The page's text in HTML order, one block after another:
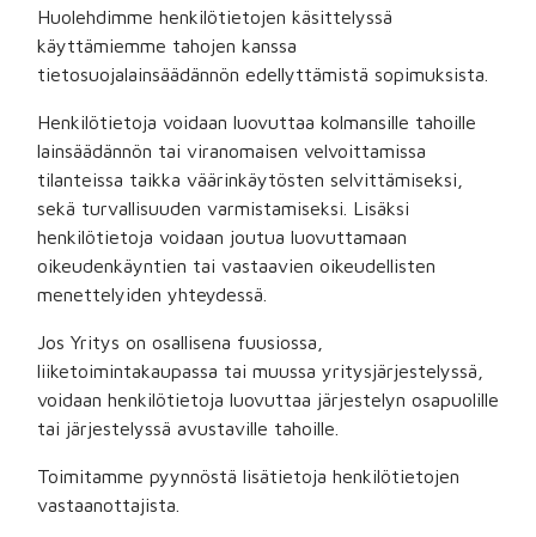
Huolehdimme henkilötietojen käsittelyssä
käyttämiemme tahojen kanssa
tietosuojalainsäädännön edellyttämistä sopimuksista.
Henkilötietoja voidaan luovuttaa kolmansille tahoille
lainsäädännön tai viranomaisen velvoittamissa
tilanteissa taikka väärinkäytösten selvittämiseksi,
sekä turvallisuuden varmistamiseksi. Lisäksi
henkilötietoja voidaan joutua luovuttamaan
oikeudenkäyntien tai vastaavien oikeudellisten
menettelyiden yhteydessä.
Jos Yritys on osallisena fuusiossa,
liiketoimintakaupassa tai muussa yritysjärjestelyssä,
voidaan henkilötietoja luovuttaa järjestelyn osapuolille
tai järjestelyssä avustaville tahoille.
Toimitamme pyynnöstä lisätietoja henkilötietojen
vastaanottajista.